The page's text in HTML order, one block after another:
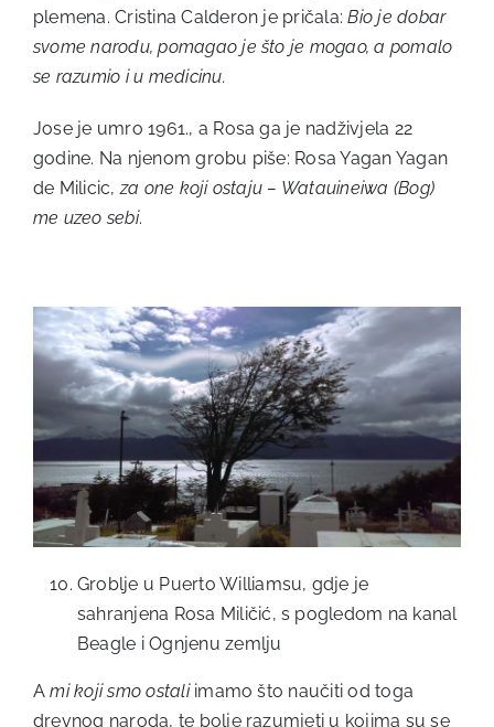
plemena. Cristina Calderon je pričala:Bio je dobar
svome narodu, pomagao je što je mogao, a pomalo
se razumio i u medicinu.
Jose je umro 1961., a Rosa ga je nadživjela 22
godine. Na njenom grobu piše: Rosa Yagan Yagan
de Milicic,za one koji ostaju – Watauineiwa (Bog)
me uzeo sebi.
Groblje u Puerto Williamsu, gdje je
sahranjena Rosa Miličić, s pogledom na kanal
Beagle i Ognjenu zemlju
Ami koji smo ostaliimamo što naučiti od toga
drevnog naroda, te bolje razumjeti u kojima su se